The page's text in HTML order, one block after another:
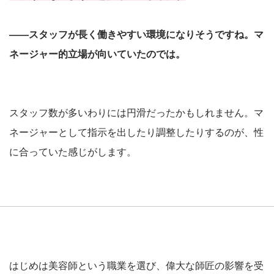
――スタッフが長く働きやすい環境になりそうですね。マ
ネージャー的立場が向いていたのでは。
スタッフ数が多いわりには円滑だったかもしれません。マ
ネージャーとして指示を出したり調整したりするのが、性
に合っていた感じがします。
はじめは美容師という職業を選び、偉大な師匠の影響を受